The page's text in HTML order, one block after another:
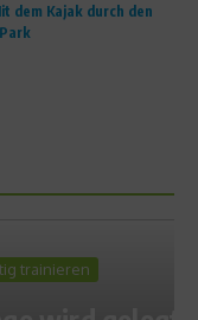
dem Kajak durch den